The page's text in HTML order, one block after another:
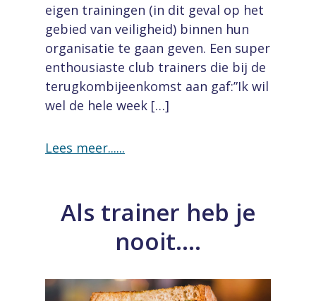
eigen trainingen (in dit geval op het
gebied van veiligheid) binnen hun
organisatie te gaan geven. Een super
enthousiaste club trainers die bij de
terugkombijeenkomst aan gaf:”Ik wil
wel de hele week […]
Lees meer...
Als trainer heb je
nooit….